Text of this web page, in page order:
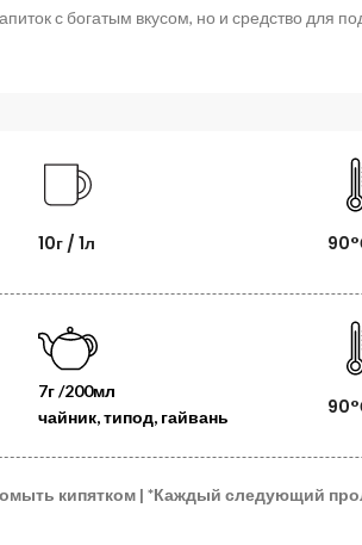
с богатым вкусом, но и средство для
10г / 1л
7г /200мл
чайник, типод, гайвань
кипятком | *Каждый следующий